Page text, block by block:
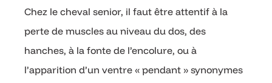
Chez le cheval senior, il faut être attentif à la
perte de muscles au niveau du dos, des
hanches, à la fonte de l’encolure, ou à
l’apparition d’un ventre « pendant » synonymes